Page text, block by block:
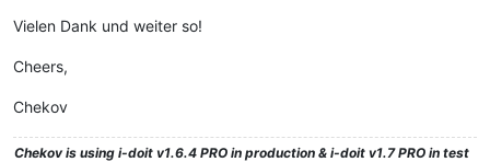
Vielen Dank und weiter so!
Cheers,
Chekov
Chekovis using i-doit v1.6.4 PRO in production & i-doit v1.7 PRO in test